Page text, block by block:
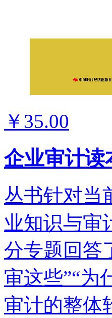
￥35.00
企业审计读
丛书针对当
业知识与审
分专题回答
审这些”“为
审计的整体